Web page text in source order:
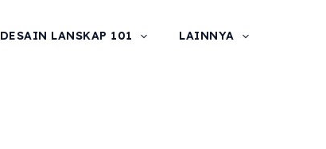
DESAIN LANSKAP 101 LAINNYA